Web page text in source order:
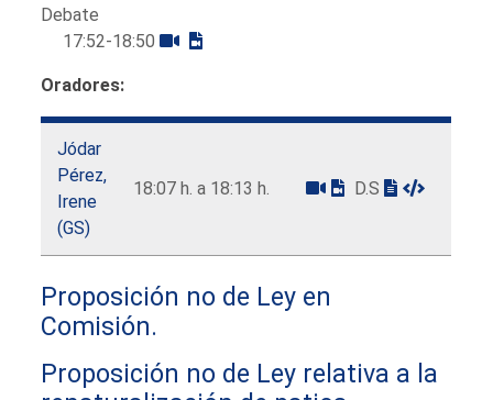
Debate
17:52-18:50
Oradores:
Jódar
Pérez,
Irene
(GS)
18:07 h. a 18:13 h. D.S
Proposición no de Ley en
Comisión.
Proposición no de Ley relativa a la